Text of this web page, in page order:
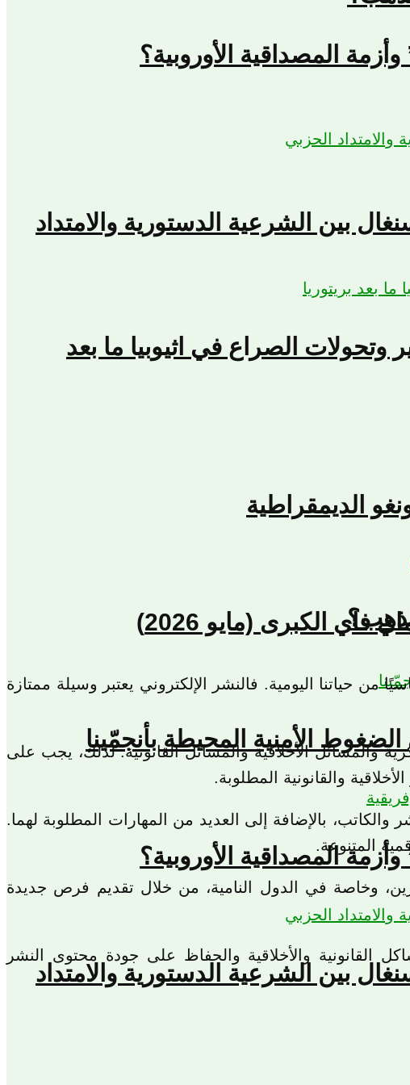
وتحولات الصراع في اثيوبيا ما بعد
الديمقراطية
الكبرى (مايو 2026)
المصداقية الأوروبية؟
بين الشرعية الدستورية والامتداد
المصداقية الأوروبية؟
بين الشرعية الدستورية والامتداد
حياتنا اليومية. فالنشر الإلكتروني يعتبر وسيلة ممتازة
الأخلاقية والمسائل القانونية. لذلك، يجب على
والقانونية المطلوبة.
والكاتب، بالإضافة إلى العديد من المهارات المطلوبة لهما.
المتنوعة.
وخاصة في الدول النامية، من خلال تقديم فرص جديدة
القانونية والأخلاقية والحفاظ على جودة محتوى النشر